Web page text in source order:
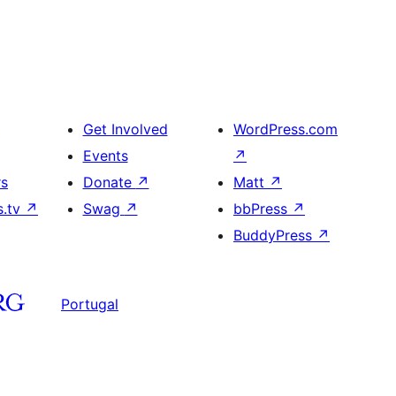
↗
Get Involved
Events
Donate ↗
Swag ↗
WordPress.com
↗
Matt ↗
bbPress ↗
BuddyPress ↗
Portugal